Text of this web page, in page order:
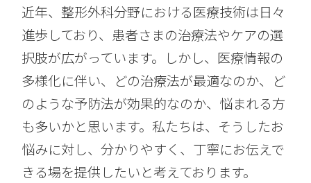
近年、整形外科分野における医療技術は日々
進歩しており、患者さまの治療法やケアの選
択肢が広がっています。しかし、医療情報の
多様化に伴い、どの治療法が最適なのか、ど
のような予防法が効果的なのか、悩まれる方
も多いかと思います。私たちは、そうしたお
悩みに対し、分かりやすく、丁寧にお伝えで
きる場を提供したいと考えております。